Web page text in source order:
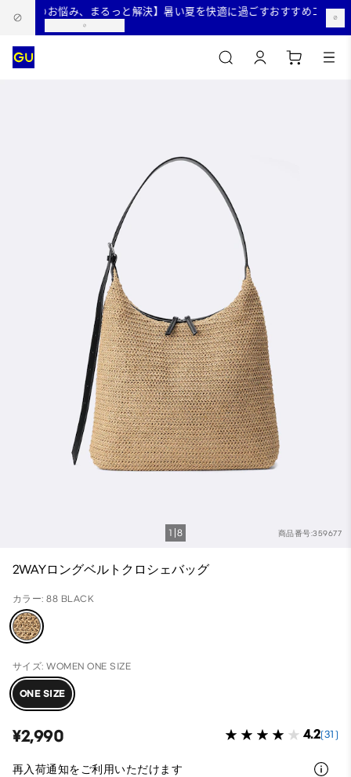
【夏のお悩み、まるっと解決】暑い夏を快適に過ごすおすすめコーデ特
商品番号:359677
1 8
2WAYロングベルトクロシェバッグ
カラー: 88 BLACK
サイズ: WOMEN ONE SIZE
ONE SIZE
¥2,990 4.2(31)
再入荷通知をご利用いただけます